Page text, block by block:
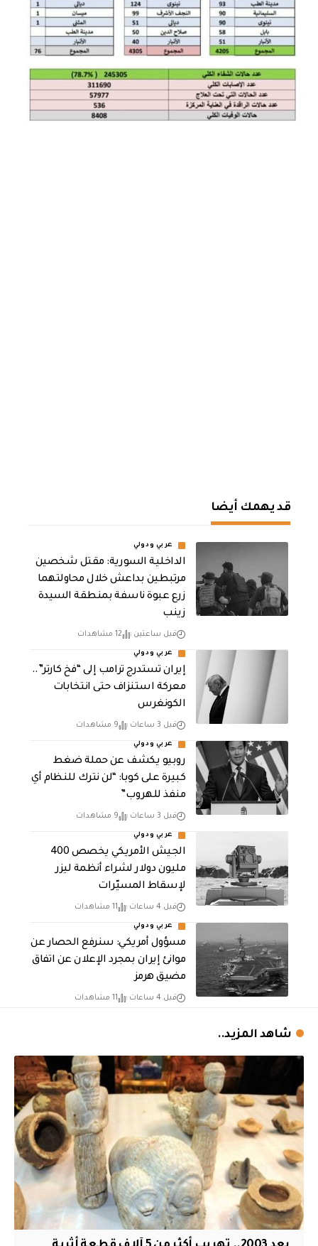
قد يهمك أيضا
عربي ودولي
الداخلية السورية: مقتل شخصين
مرتبطين بداعش خلال محاولتهما
زرع عبوة ناسفة بمنطقة السيدة
زينب
قبل ساعتين 12 مشاهدات
عربي ودولي
إيران تستدرج ترامب إلى “فخ كارتر”..
معركة استنزاف حتى انتخابات
الكونغرس
قبل 3 ساعات 9 مشاهدات
عربي ودولي
روبيو يكشف عن حملة ضغط
كبيرة على كوبا: “لن نترك للنظام أي
منفذ للهروب”
قبل 3 ساعات 9 مشاهدات
عربي ودولي
الجيش الأمريكي يخصص 400
مليون دولار لشراء أنظمة ليزر
لإسقاط المسيّرات
قبل 4 ساعات 11 مشاهدات
عربي ودولي
مسؤول أمريكي: سنرفع الحصار عن
موانئ إيران بمجرد الإعلان عن اتفاق
مضيق هرمز
قبل 4 ساعات 11 مشاهدات
شاهد المزيد..